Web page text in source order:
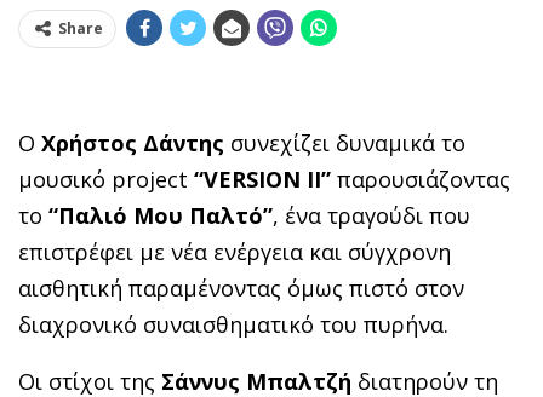
Share
Ο Χρήστος Δάντης συνεχίζει δυναμικά το
μουσικό project “VERSION II” παρουσιάζοντας
το “Παλιό Μου Παλτό”, ένα τραγούδι που
επιστρέφει με νέα ενέργεια και σύγχρονη
αισθητική παραμένοντας όμως πιστό στον
διαχρονικό συναισθηματικό του πυρήνα.
Οι στίχοι της Σάννυς Μπαλτζή διατηρούν τη